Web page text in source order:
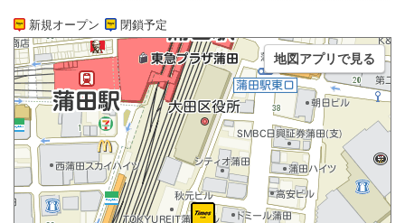
新規オープン 閉鎖予定
地図アプリで見る